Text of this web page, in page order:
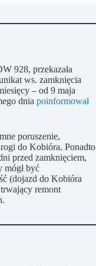
928, przekazała
ws. zamknięcia
– od 9 maja
dnia poinformował
poruszenie,
do Kobióra. Ponadto
przed zamknięciem,
mógł być
(dojazd do Kobióra
remont